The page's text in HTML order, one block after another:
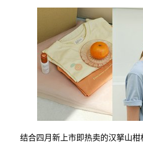
结合四月新上市即热卖的汉拏山柑